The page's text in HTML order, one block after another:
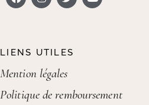
LIENS UTILES
Mention légales
Politique de remboursement